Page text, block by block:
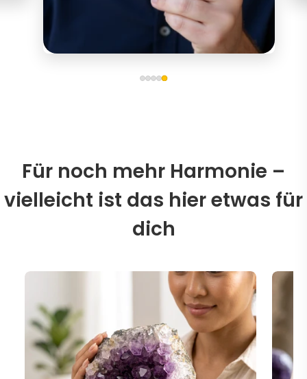
Für noch mehr Harmonie –
vielleicht ist das hier etwas für
dich